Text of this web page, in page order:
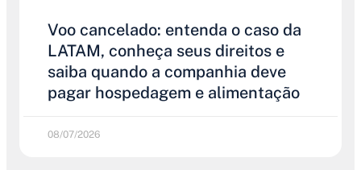
Voo cancelado: entenda o caso da
LATAM, conheça seus direitos e
saiba quando a companhia deve
pagar hospedagem e alimentação
08/07/2026